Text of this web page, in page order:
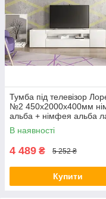
Тумба під телевізор
№2 450х2000х400мм
альба + німфея альба
Світ меблів склад
В наявності
4 489 ₴ 5 252 ₴
Купити